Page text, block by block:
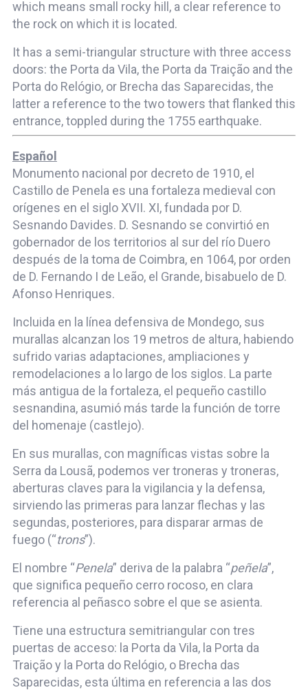
which means small rocky hill, a clear reference to
the rock on which it is located.
It has a semi-triangular structure with three access
doors: the Porta da Vila, the Porta da Traição and the
Porta do Relógio, or Brecha das Saparecidas, the
latter a reference to the two towers that flanked this
entrance, toppled during the 1755 earthquake.
Español
Monumento nacional por decreto de 1910, el
Castillo de Penela es una fortaleza medieval con
orígenes en el siglo XVII. XI, fundada por D.
Sesnando Davides. D. Sesnando se convirtió en
gobernador de los territorios al sur del río Duero
después de la toma de Coimbra, en 1064, por orden
de D. Fernando I de Leão, el Grande, bisabuelo de D.
Afonso Henriques.
Incluida en la línea defensiva de Mondego, sus
murallas alcanzan los 19 metros de altura, habiendo
sufrido varias adaptaciones, ampliaciones y
remodelaciones a lo largo de los siglos. La parte
más antigua de la fortaleza, el pequeño castillo
sesnandina, asumió más tarde la función de torre
del homenaje (castlejo).
En sus murallas, con magníficas vistas sobre la
Serra da Lousã, podemos ver troneras y troneras,
aberturas claves para la vigilancia y la defensa,
sirviendo las primeras para lanzar flechas y las
segundas, posteriores, para disparar armas de
fuego (“trons”).
El nombre “Penela” deriva de la palabra “peñela”,
que significa pequeño cerro rocoso, en clara
referencia al peñasco sobre el que se asienta.
Tiene una estructura semitriangular con tres
puertas de acceso: la Porta da Vila, la Porta da
Traição y la Porta do Relógio, o Brecha das
Saparecidas, esta última en referencia a las dos